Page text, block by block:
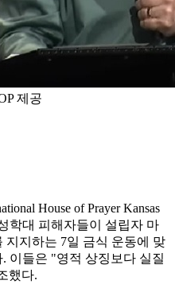
제공
House of Prayer Kansas
학대 피해자들이 설립자 마
지지하는 7일 금식 운동에 맞
이들은 "영적 상징보다 실질
했다.